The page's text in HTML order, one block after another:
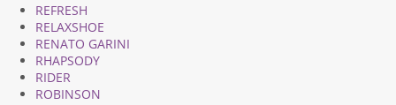
REFRESH
RELAXSHOE
RENATO GARINI
RHAPSODY
RIDER
ROBINSON